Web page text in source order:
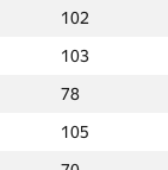
102
103
78
105